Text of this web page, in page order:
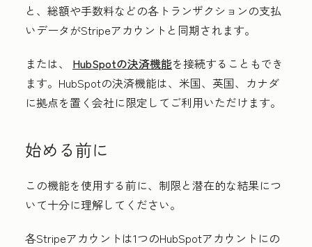
と、総額や手数料などの各トランザクションの支払
いデータがStripeアカウントと同期されます。
または、 HubSpotの決済機能を接続することもでき
ます。HubSpotの決済機能は、米国、英国、カナダ
に拠点を置く会社に限定してご利用いただけます。
始める前に
この機能を使用する前に、制限と潜在的な結果につ
いて十分に理解してください。
各Stripeアカウントは1つのHubSpotアカウントにの